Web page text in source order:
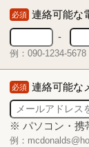
必須 連絡可能な
-
例：090-1234-5678
必須 連絡可能な
※ パソコン・携
例：